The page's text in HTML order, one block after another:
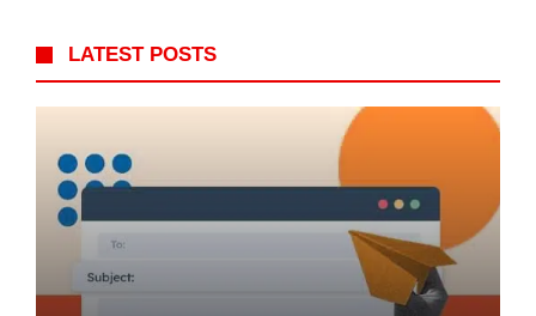
LATEST POSTS